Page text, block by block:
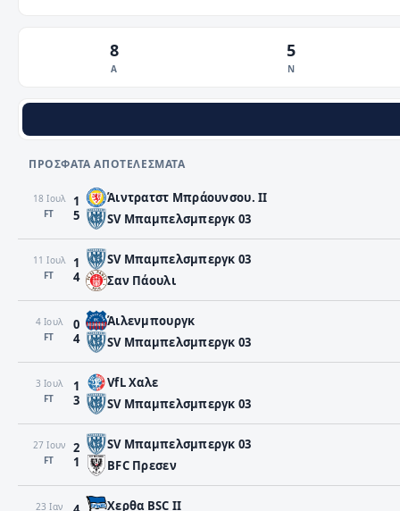
8
Α
5
Ν
ΠΡΌΣΦΑΤΑ ΑΠΟΤΕΛΈΣΜΑΤΑ
18 Ιουλ
FΤ
1
5
Άιντρατστ Μπράουνσου. II
SV Μπαμπελσμπεργκ 03
11 Ιουλ
FΤ
1
4
SV Μπαμπελσμπεργκ 03
Σαν Πάουλι
4 Ιουλ
FΤ
0
4
Άιλενμπουργκ
SV Μπαμπελσμπεργκ 03
3 Ιουλ
FΤ
1
3
VfL Χαλε
SV Μπαμπελσμπεργκ 03
27 Ιουν
FΤ
2
1
SV Μπαμπελσμπεργκ 03
BFC Πρεσεν
23 Ιαν
Χερθα BSC II